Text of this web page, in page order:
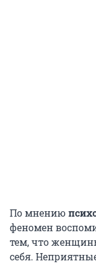
По мнению
феномен
тем, что
себя.